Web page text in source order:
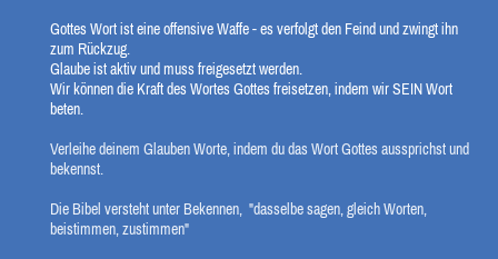
Gottes Wort ist eine offensive Waffe - es verfolgt den Feind und zwingt ihn
zum Rückzug.
Glaube ist aktiv und muss freigesetzt werden.
Wir können die Kraft des Wortes Gottes freisetzen, indem wir SEIN Wort
beten.
Verleihe deinem Glauben Worte, indem du das Wort Gottes aussprichst und
bekennst.
Die Bibel versteht unter Bekennen, "dasselbe sagen, gleich Worten,
beistimmen, zustimmen"